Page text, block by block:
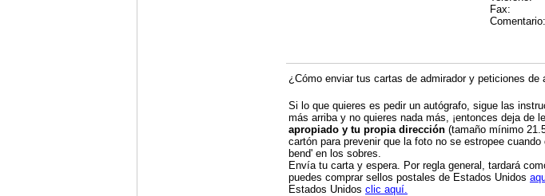
Fax:
Comentario:
¿Cómo enviar tus cartas de admirador y peticiones de
Si lo que quieres es pedir un autógrafo, sigue las
más arriba y no quieres nada más, ¡entonces deja de
apropiado y tu propia dirección (tamaño mínimo
cartón para prevenir que la foto no se estropee
bend' en los sobres.
Envía tu carta y espera. Por regla general, tardará
puedes comprar sellos postales de Estados Unidos
Estados Unidos clic aquí.